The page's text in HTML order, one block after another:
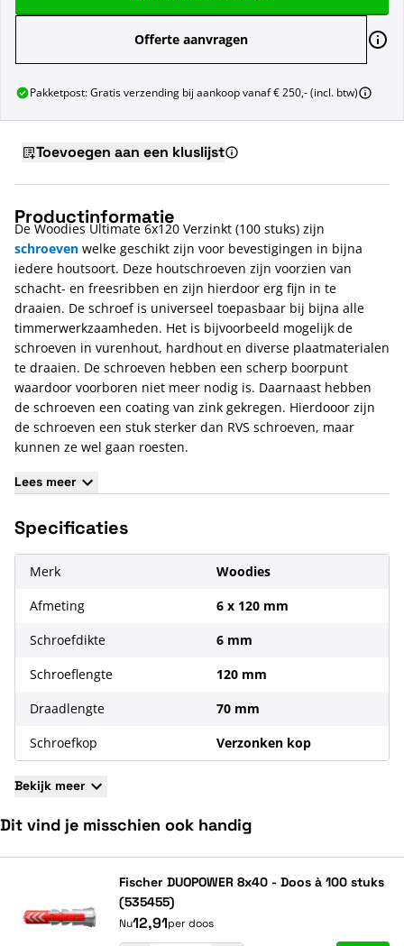
Offerte aanvragen
Pakketpost: Gratis verzending bij aankoop vanaf € 250,- (incl. btw)
Toevoegen aan een kluslijst
Productinformatie
De Woodies Ultimate 6x120 Verzinkt (100 stuks) zijn
schroeven welke geschikt zijn voor bevestigingen in bijna
iedere houtsoort. Deze houtschroeven zijn voorzien van
schacht- en freesribben en zijn hierdoor erg fijn in te
draaien. De schroef is universeel toepasbaar bij bijna alle
timmerwerkzaamheden. Het is bijvoorbeeld mogelijk de
schroeven in vurenhout, hardhout en diverse plaatmaterialen
te draaien. De schroeven hebben een scherp boorpunt
waardoor voorboren niet meer nodig is. Daarnaast hebben
de schroeven een coating van zink gekregen. Hierdooor zijn
de schroeven een stuk sterker dan RVS schroeven, maar
kunnen ze wel gaan roesten.
Eigenschappen van de Woodies Ultimate 6x120 (100
stuks)
De schroef heeft een verzonken kop
bijbehorend bitje
De lengte van het schroefdraad bedraagt 70 mm
Lees meer
Specificaties
Merk
Woodies
Afmeting
6 x 120 mm
Schroefdikte
6 mm
Schroeflengte
120 mm
Draadlengte
70 mm
Schroefkop
Verzonken kop
Bekijk meer
Dit vind je misschien ook handig
Fischer DUOPOWER 8x40 - Doos à 100 stuks
(535455)
Nu12,91per doos